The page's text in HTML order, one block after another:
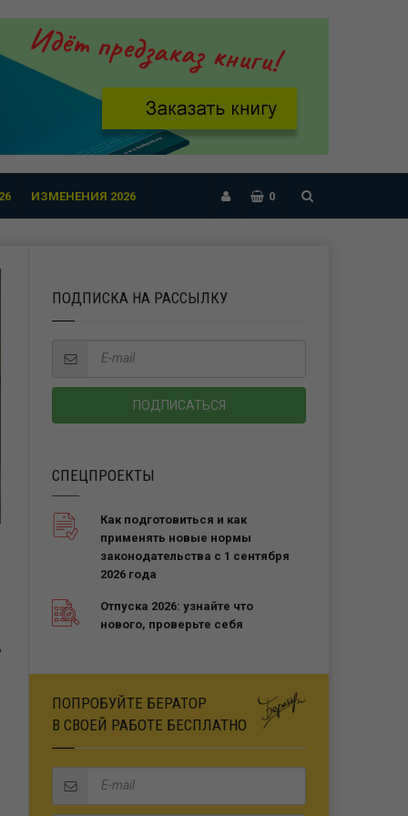
ИЗМЕНЕНИЯ 2026 0
ПОДПИСКА НА РАССЫЛКУ
СПЕЦПРОЕКТЫ
Как подготовиться и как
применять новые нормы
законодательства с 1 сентября
2026 года
Отпуска 2026: узнайте что
нового, проверьте себя
ПОПРОБУЙТЕ БЕРАТОР
В СВОЕЙ РАБОТЕ БЕСПЛАТНО